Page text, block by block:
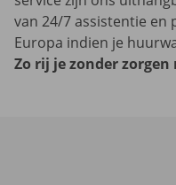
van 24/7 assistentie en
Europa indien je
Zo rij je zonder